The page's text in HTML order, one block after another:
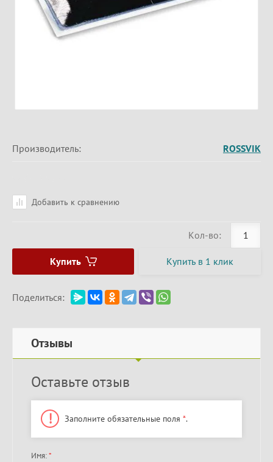
Производитель: ROSSVIK
Добавить к сравнению
Кол-во:
Купить Купить в 1 клик
Поделиться:
Отзывы
Оставьте отзыв
Заполните обязательные поля *.
Имя:*